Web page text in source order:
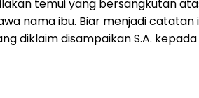
temui yang bersangkutan
nama ibu. Biar menjadi
diklaim disampaikan S.A.